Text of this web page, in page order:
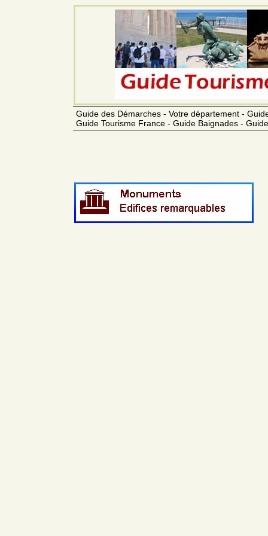
Guide des Démarches - Votre département -
Guide Tourisme France - Guide Baignades -